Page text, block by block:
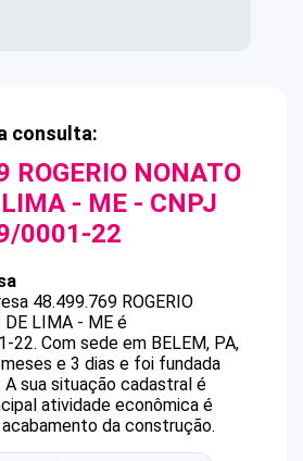
consulta:
ROGERIO NONATO
- ME - CNPJ
0001-22
48.499.769 ROGERIO
DE LIMA - ME é
22. Com sede em BELEM, PA,
e 3 dias e foi fundada
A sua situação cadastral é
atividade econômica é
da construção.